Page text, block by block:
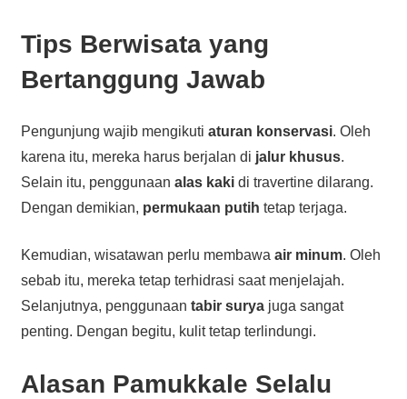
Tips Berwisata yang
Bertanggung Jawab
Pengunjung wajib mengikuti aturan konservasi. Oleh
karena itu, mereka harus berjalan di jalur khusus.
Selain itu, penggunaan alas kakidi travertine dilarang.
Dengan demikian, permukaan putih tetap terjaga.
Kemudian, wisatawan perlu membawa air minum. Oleh
sebab itu, mereka tetap terhidrasi saat menjelajah.
Selanjutnya, penggunaan tabir suryajuga sangat
penting. Dengan begitu, kulit tetap terlindungi.
Alasan Pamukkale Selalu